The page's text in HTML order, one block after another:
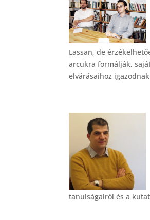
Lassan, de
arcukra formálják,
elvárásaihoz
tanulságairól és a